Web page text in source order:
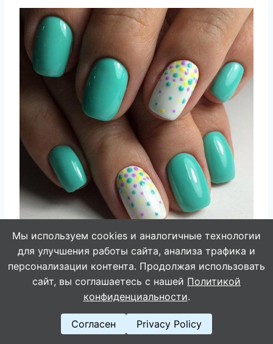
Мы используем cookies и аналогичные технологии
для улучшения работы сайта, анализа трафика и
персонализации контента. Продолжая использовать
сайт, вы соглашаетесь с нашей Политикой
конфиденциальности.
Согласен Privacy Policy